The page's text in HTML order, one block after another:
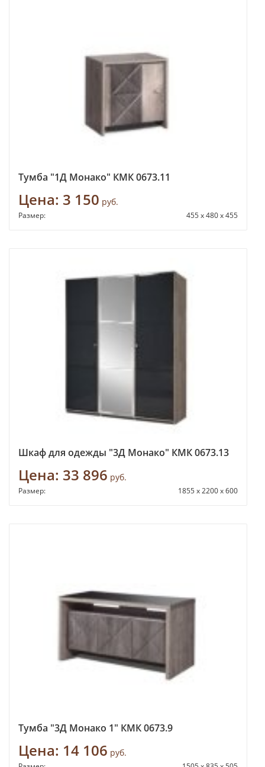
Тумба "1Д Монако" КМК 0673.11
Цена: 3 150 руб.
Размер: 455 х 480 х 455
Шкаф для одежды "3Д Монако" КМК 0673.13
Цена: 33 896 руб.
Размер: 1855 х 2200 х 600
Тумба "3Д Монако 1" КМК 0673.9
Цена: 14 106 руб.